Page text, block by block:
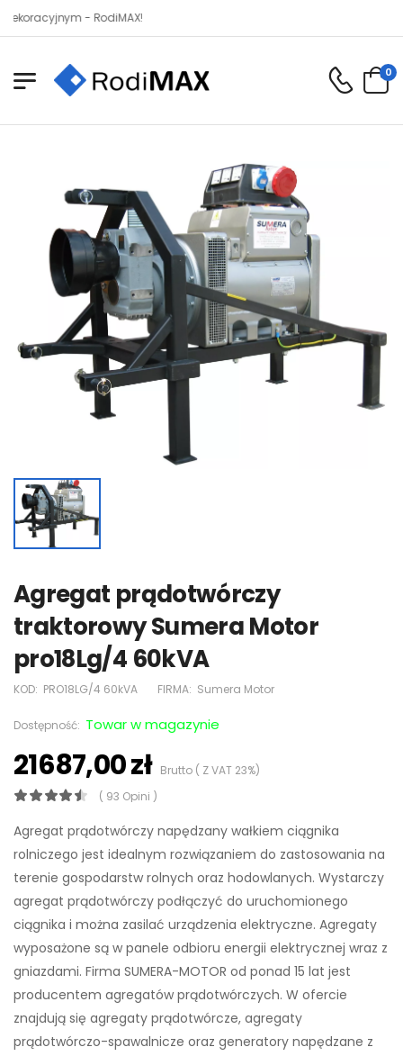
- RodiMAX!
0
Agregat prądotwórczy
traktorowy Sumera Motor
pro18Lg/4 60kVA
KOD: PRO18LG/4 60kVA FIRMA: Sumera Motor
Dostępność: Towar w magazynie
21687,00 złBrutto ( Z VAT 23%)
( 93 Opini )
Agregat prądotwórczy napędzany wałkiem ciągnika
rolniczego jest idealnym rozwiązaniem do zastosowania na
terenie gospodarstw rolnych oraz hodowlanych. Wystarczy
agregat prądotwórczy podłączyć do uruchomionego
ciągnika i można zasilać urządzenia elektryczne. Agregaty
wyposażone są w panele odbioru energii elektrycznej wraz z
gniazdami. Firma SUMERA-MOTOR od ponad 15 lat jest
producentem agregatów prądotwórczych. W ofercie
znajdują się agregaty prądotwórcze, agregaty
prądotwórczo-spawalnicze oraz generatory napędzane z